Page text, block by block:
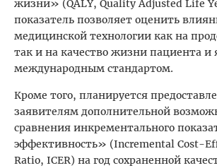
жизни» (QALY, Quality Adjusted Life
показатель позволяет оценить
медицинской технологии как на
так и на качество жизни пациента и
международным стандартом.
Кроме того, планируется
заявителям дополнительной
сравнения инкрементального
эффективность» (Incremental Cost-
Ratio, ICER) на год сохраненной